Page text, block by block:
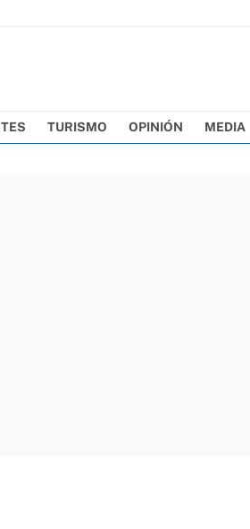
TURISMO OPINIÓN MEDIA